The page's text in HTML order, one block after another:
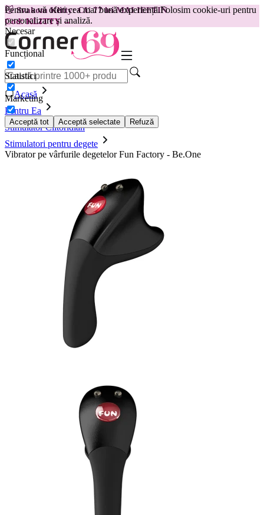
Pentru a vă oferi cea mai bună experiență.Folosim cookie-uri pentru
personalizare și analiză.
Necesar
Funcțional
Statistici
Marketing
Acceptă tot Acceptă selectate Refuză
😽Svakom Klitty: CU 77 lei MAI IEFTIN
Cod: KLITTY →
Acasă
Pentru Ea
Stimulator Clitoridian
Stimulatori pentru degete
Vibrator pe vârfurile degetelor Fun Factory - Be.One